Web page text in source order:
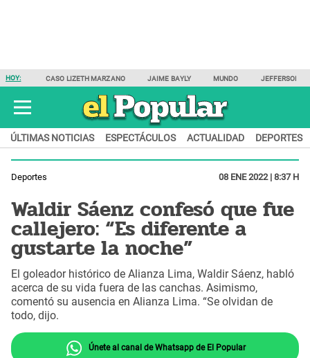
HOY: CASO LIZETH MARZANO JAIME BAYLY MUNDO JEFFERSON
ÚLTIMAS NOTICIAS ESPECTÁCULOS ACTUALIDAD DEPORTES
Deportes 08 ENE 2022 | 8:37 H
Waldir Sáenz confesó que fue
callejero: “Es diferente a
gustarte la noche”
El goleador histórico de Alianza Lima, Waldir Sáenz, habló
acerca de su vida fuera de las canchas. Asimismo,
comentó su ausencia en Alianza Lima. “Se olvidan de
todo, dijo.
Únete al canal de Whatsapp de El Popular